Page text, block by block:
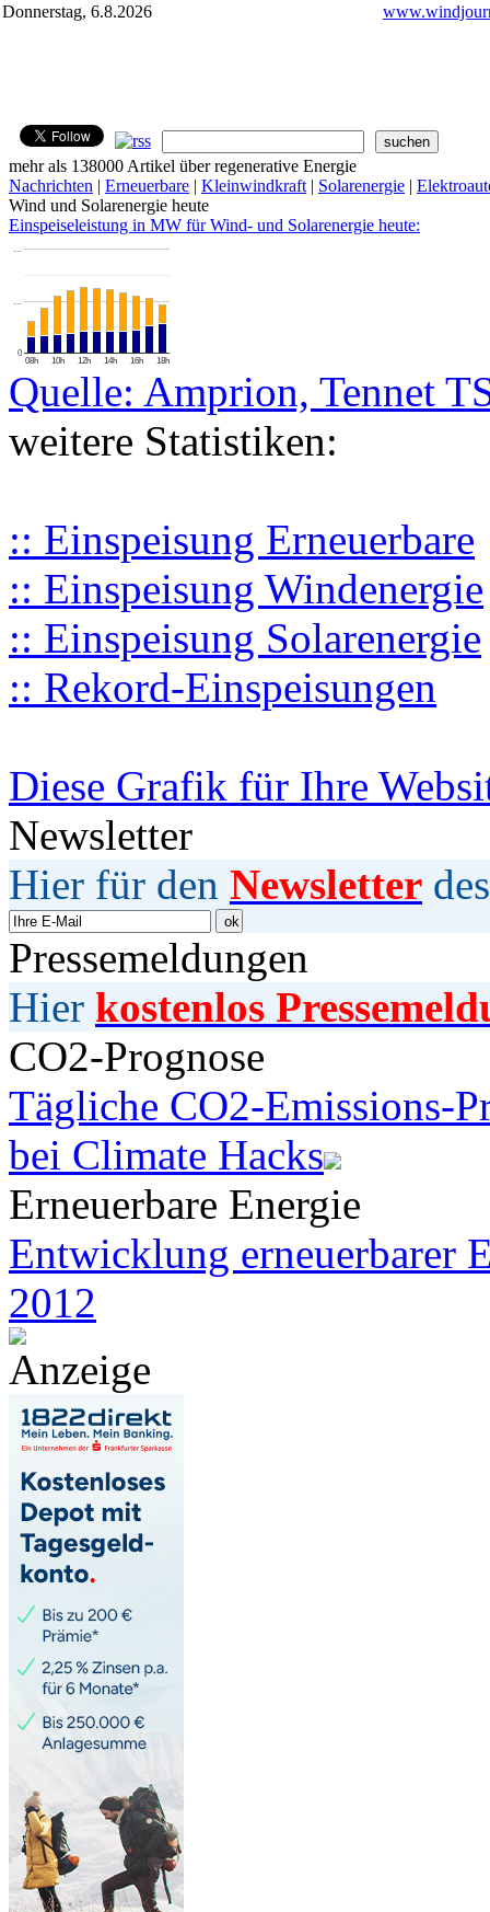
Donnerstag, 6.8.2026
mehr als 138000 Artikel über regenerative Energie
Nachrichten | Erneuerbare | Kleinwindkraft | Solarenergie |
Wind und Solarenergie heute
Einspeiseleistung in MW für Wind- und Solarenergie heute:
08h 10h 12h 14h 16h 18h
0
…
…
Quelle: Amprion, Tennet
weitere Statistiken:
:: Einspeisung Erneuerbare
:: Einspeisung Windenergie
:: Einspeisung Solarenergie
:: Rekord-Einspeisungen
Diese Grafik für Ihre
Newsletter
Hier für den Newsletter
Pressemeldungen
Hier kostenlos
CO2-Prognose
Tägliche CO2-Emissions-
bei Climate Hacks
Erneuerbare Energie
Entwicklung erneuerbarer
2012
Anzeige